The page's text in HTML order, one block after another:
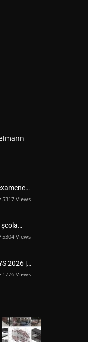
5317 Views
școla…
5304 Views
2026 |…
1776 Views